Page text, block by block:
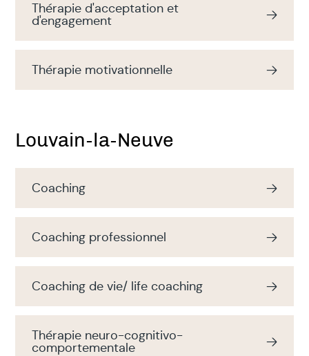
Thérapie d'acceptation et
d'engagement
Thérapie motivationnelle
Louvain-la-Neuve
Coaching
Coaching professionnel
Coaching de vie/ life coaching
Thérapie neuro-cognitivo-
comportementale